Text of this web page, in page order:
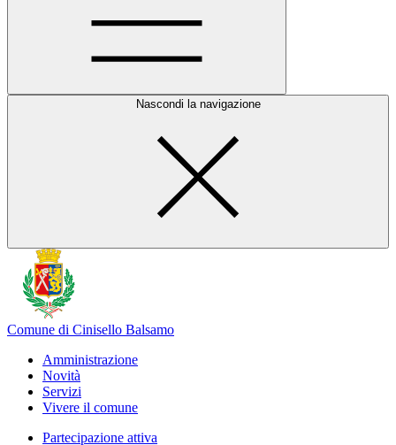
Nascondi la navigazione
Comune di Cinisello Balsamo
Amministrazione
Novità
Servizi
Vivere il comune
Partecipazione attiva